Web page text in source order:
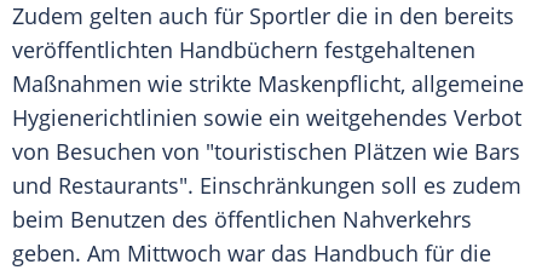
Zudem gelten auch für Sportler die in den bereits
veröffentlichten Handbüchern festgehaltenen
Maßnahmen wie strikte Maskenpflicht, allgemeine
Hygienerichtlinien sowie ein weitgehendes Verbot
von Besuchen von "touristischen Plätzen wie Bars
und Restaurants". Einschränkungen soll es zudem
beim Benutzen des öffentlichen Nahverkehrs
geben. Am Mittwoch war das Handbuch für die